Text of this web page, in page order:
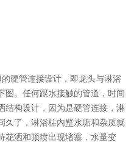
硬管连接设计，即龙头与淋浴
图。任何跟水接触的管道，时间
结构设计，因为是硬管连接，淋
久了，淋浴柱内壁水垢和杂质就
花洒和顶喷出现堵塞，水量变